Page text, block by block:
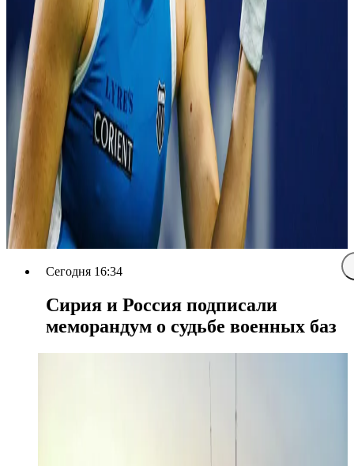
Сегодня 16:34
Сирия и Россия подписали
меморандум о судьбе военных баз